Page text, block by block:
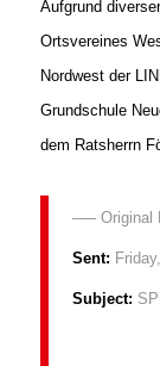
Aufgrund
Ortsvereines
Nordwest der
Grundschule
dem Ratsherrn
—– Original
Sent:
Subject: